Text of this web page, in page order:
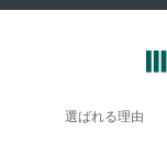
選ばれる理由